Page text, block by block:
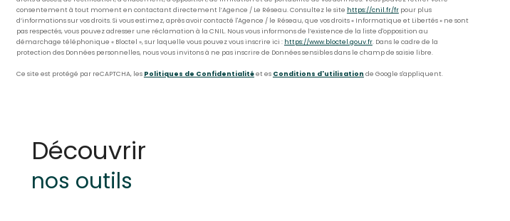
consentement à tout moment en contactant directement l’Agence / Le Réseau. Consultez le site https://cnil.fr/frpour plus
d’informations sur vos droits. Si vous estimez, après avoir contacté l'Agence / le Réseau, que vos droits « Informatique et Libertés » ne sont
pas respectés, vous pouvez adresser une réclamation à la CNIL. Nous vous informons de l’existence de la liste d'opposition au
démarchage téléphonique « Bloctel », sur laquelle vous pouvez vous inscrire ici : https://www.bloctel.gouv.fr. Dans le cadre de la
protection des Données personnelles, nous vous invitons à ne pas inscrire de Données sensibles dans le champ de saisie libre.
Ce site est protégé par reCAPTCHA, les Politiques de Confidentialitéet es Conditions d'utilisation de Google s'appliquent.
découvrir
nos outils